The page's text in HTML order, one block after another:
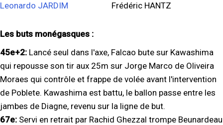
Leonardo JARDIM Frédéric HANTZ
Les buts monégasques :
45e+2: Lancé seul dans l'axe, Falcao bute sur Kawashima
qui repousse son tir aux 25m sur Jorge Marco de Oliveira
Moraes qui contrôle et frappe de volée avant l'intervention
de Poblete. Kawashima est battu, le ballon passe entre les
jambes de Diagne, revenu sur la ligne de but.
67e: Servi en retrait par Rachid Ghezzal trompe Beunardeau